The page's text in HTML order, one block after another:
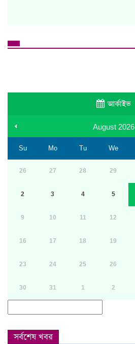
আর্কাইভ
August 2026
Su Mo Tu We
26 27 28 29
2 3 4 5
9 10 11 12
16 17 18 19
23 24 25 26
30 31 1 2
সর্বশেষ খবর